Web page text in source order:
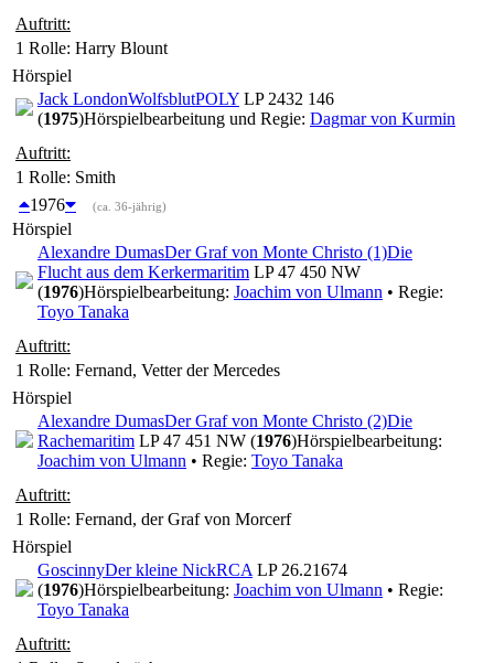
Auftritt:
1 Rolle: Harry Blount
Hörspiel
Jack LondonWolfsblutPOLY LP 2432 146
(1975)Hörspielbearbeitung und Regie: Dagmar von Kurmin
Auftritt:
1 Rolle: Smith
1976
(ca. 36-jährig)
Hörspiel
Alexandre DumasDer Graf von Monte Christo (1)Die
Flucht aus dem Kerkermaritim LP 47 450 NW
(1976)Hörspielbearbeitung: Joachim von Ulmann • Regie:
Toyo Tanaka
Auftritt:
1 Rolle: Fernand, Vetter der Mercedes
Hörspiel
Alexandre DumasDer Graf von Monte Christo (2)Die
Rachemaritim LP 47 451 NW (1976)Hörspielbearbeitung:
Joachim von Ulmann • Regie: Toyo Tanaka
Auftritt:
1 Rolle: Fernand, der Graf von Morcerf
Hörspiel
GoscinnyDer kleine NickRCA LP 26.21674
(1976)Hörspielbearbeitung: Joachim von Ulmann • Regie:
Toyo Tanaka
Auftritt: